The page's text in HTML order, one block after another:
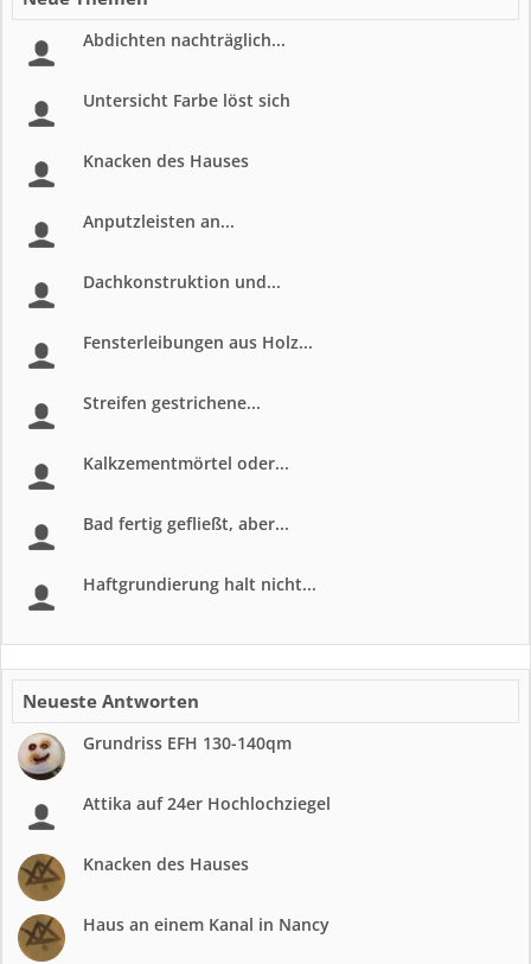
Abdichten nachträglich...
Untersicht Farbe löst sich
Knacken des Hauses
Anputzleisten an...
Dachkonstruktion und...
Fensterleibungen aus Holz...
Streifen gestrichene...
Kalkzementmörtel oder...
Bad fertig gefließt, aber...
Haftgrundierung halt nicht...
Neueste Antworten
Grundriss EFH 130-140qm
Attika auf 24er Hochlochziegel
Knacken des Hauses
Haus an einem Kanal in Nancy